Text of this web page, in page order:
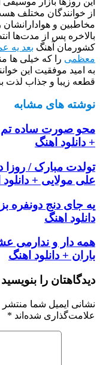
از خوانندگان مختلف
مخاطبین و هوادارانشان
بالاخره پس از مدت‌ها
کشورمان آهنگ بعد یه
معظمی را که خیلی ها
به امید موفقیت این
قطعه زیبا و جذاب لذت
نوشته های مشابه
محو صورت ساده تم
+ دانلود اهنگ
تولدت مبارک /
علی مولایی +
یه جای دنج دونفره
دانلود اهنگ
همه دار و ندارمی
باران + دانلود اهنگ
دیدگاهتان را بنویسید
نشانی ایمیل شما منتشر
علامت‌گذاری شده‌اند *